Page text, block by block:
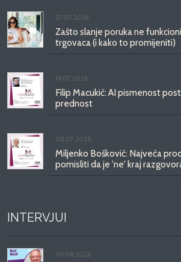
27.07.2026.
Zašto slanje poruka ne
trgovaca (i kako to promijeniti)
14.07.2026.
Filip Macukić: AI pismenost
prednost
08.07.2026.
Miljenko Bošković: Najveća
pomisliti da je 'ne' kraj
INTERVJUI
06.08.2026.